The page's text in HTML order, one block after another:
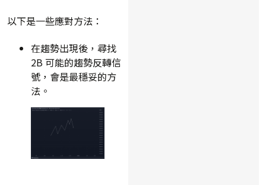
以下是一些應對方法：
在趨勢出現後，尋找
2B 可能的趨勢反轉信
號，會是最穩妥的方
法。